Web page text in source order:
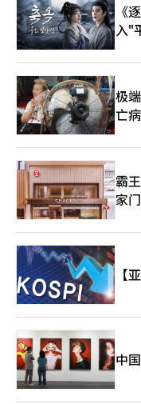
《
入"
极
亡
霸
家
【
中